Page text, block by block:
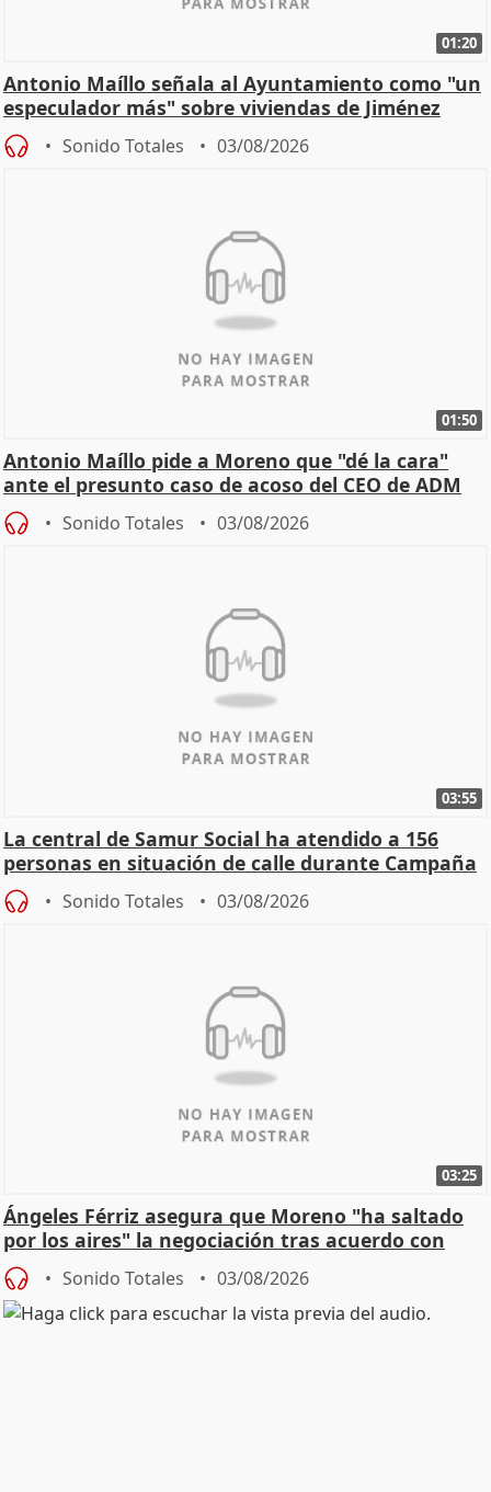
01:20
Antonio Maíllo señala al Ayuntamiento como "un
especulador más" sobre viviendas de Jiménez
Becerril
Sonido Totales 03/08/2026
01:50
Antonio Maíllo pide a Moreno que "dé la cara"
ante el presunto caso de acoso del CEO de ADM
Sonido Totales 03/08/2026
03:55
La central de Samur Social ha atendido a 156
personas en situación de calle durante Campaña
de Calor
Sonido Totales 03/08/2026
03:25
Ángeles Férriz asegura que Moreno "ha saltado
por los aires" la negociación tras acuerdo con
SMA
Sonido Totales 03/08/2026